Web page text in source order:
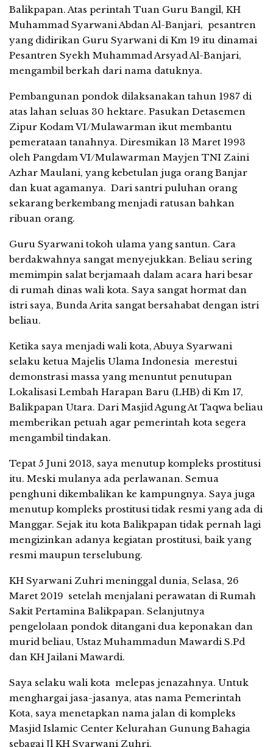
Balikpapan. Atas perintah Tuan Guru Bangil, KH
Muhammad Syarwani Abdan Al-Banjari, pesantren
yang didirikan Guru Syarwani di Km 19 itu dinamai
Pesantren Syekh Muhammad Arsyad Al-Banjari,
mengambil berkah dari nama datuknya.
Pembangunan pondok dilaksanakan tahun 1987 di
atas lahan seluas 30 hektare. Pasukan Detasemen
Zipur Kodam VI/Mulawarman ikut membantu
pemerataan tanahnya. Diresmikan 13 Maret 1993
oleh Pangdam VI/Mulawarman Mayjen TNI Zaini
Azhar Maulani, yang kebetulan juga orang Banjar
dan kuat agamanya. Dari santri puluhan orang
sekarang berkembang menjadi ratusan bahkan
ribuan orang.
Guru Syarwani tokoh ulama yang santun. Cara
berdakwahnya sangat menyejukkan. Beliau sering
memimpin salat berjamaah dalam acara hari besar
di rumah dinas wali kota. Saya sangat hormat dan
istri saya, Bunda Arita sangat bersahabat dengan istri
beliau.
Ketika saya menjadi wali kota, Abuya Syarwani
selaku ketua Majelis Ulama Indonesia merestui
demonstrasi massa yang menuntut penutupan
Lokalisasi Lembah Harapan Baru (LHB) di Km 17,
Balikpapan Utara. Dari Masjid Agung At Taqwa beliau
memberikan petuah agar pemerintah kota segera
mengambil tindakan.
Tepat 5 Juni 2013, saya menutup kompleks prostitusi
itu. Meski mulanya ada perlawanan. Semua
penghuni dikembalikan ke kampungnya. Saya juga
menutup kompleks prostitusi tidak resmi yang ada di
Manggar. Sejak itu kota Balikpapan tidak pernah lagi
mengizinkan adanya kegiatan prostitusi, baik yang
resmi maupun terselubung.
KH Syarwani Zuhri meninggal dunia, Selasa, 26
Maret 2019 setelah menjalani perawatan di Rumah
Sakit Pertamina Balikpapan. Selanjutnya
pengelolaan pondok ditangani dua keponakan dan
murid beliau, Ustaz Muhammadun Mawardi S.Pd
dan KH Jailani Mawardi.
Saya selaku wali kota melepas jenazahnya. Untuk
menghargai jasa-jasanya, atas nama Pemerintah
Kota, saya menetapkan nama jalan di kompleks
Masjid Islamic Center Kelurahan Gunung Bahagia
sebagai Jl KH Syarwani Zuhri.